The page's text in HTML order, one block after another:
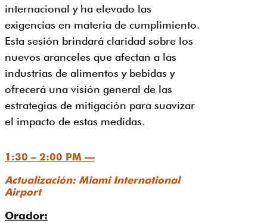
internacional y ha elevado las
exigencias en materia de cumplimiento.
Esta sesión brindará claridad sobre los
nuevos aranceles que afectan a las
industrias de alimentos y bebidas y
ofrecerá una visión general de las
estrategias de mitigación para suavizar
el impacto de estas medidas.
1:30 – 2:00 PM —
Actualización: Miami International
Airport
Orador: